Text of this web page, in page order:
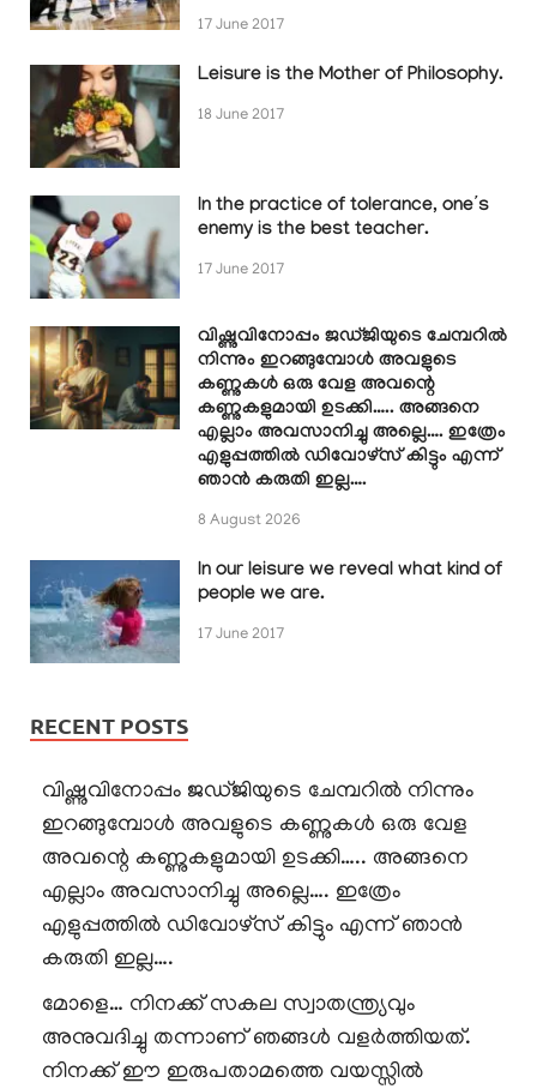
17 June 2017
Leisure is the Mother of Philosophy.
18 June 2017
In the practice of tolerance, one’s
enemy is the best teacher.
17 June 2017
വിഷ്ണുവിനോപ്പം ജഡ്ജിയുടെ ചേമ്പറിൽ
നിന്നും ഇറങ്ങുമ്പോൾ അവളുടെ
കണ്ണുകൾ ഒരു വേള അവന്റെ
കണ്ണുകളുമായി ഉടക്കി….. അങ്ങനെ
എല്ലാം അവസാനിച്ചു അല്ലെ…. ഇത്രേം
എളുപ്പത്തിൽ ഡിവോഴ്സ് കിട്ടും എന്ന്
ഞാൻ കരുതി ഇല്ല….
8 August 2026
In our leisure we reveal what kind of
people we are.
17 June 2017
RECENT POSTS
വിഷ്ണുവിനോപ്പം ജഡ്ജിയുടെ ചേമ്പറിൽ നിന്നും
ഇറങ്ങുമ്പോൾ അവളുടെ കണ്ണുകൾ ഒരു വേള
അവന്റെ കണ്ണുകളുമായി ഉടക്കി….. അങ്ങനെ
എല്ലാം അവസാനിച്ചു അല്ലെ…. ഇത്രേം
എളുപ്പത്തിൽ ഡിവോഴ്സ് കിട്ടും എന്ന് ഞാൻ
കരുതി ഇല്ല….
മോളെ… നിനക്ക് സകല സ്വാതന്ത്ര്യവും
അനുവദിച്ചു തന്നാണ് ഞങ്ങൾ വളർത്തിയത്.
നിനക്ക് ഈ ഇരുപതാമത്തെ വയസ്സിൽ